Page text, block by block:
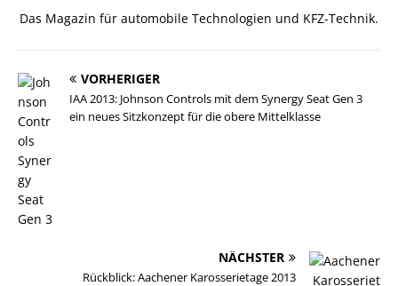
Das Magazin für automobile Technologien und KFZ-Technik.
VORHERIGER
IAA 2013: Johnson Controls mit dem Synergy Seat Gen 3
ein neues Sitzkonzept für die obere Mittelklasse
NÄCHSTER
Rückblick: Aachener Karosserietage 2013